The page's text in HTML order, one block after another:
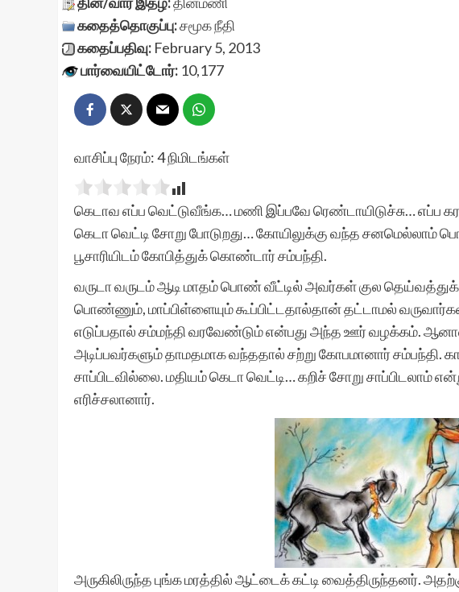
கதைத்தொகுப்பு:சமூக நீதி
கதைப்பதிவு: February 5, 2013
பார்வையிட்டோர்: 10,177
வாசிப்பு நேரம்:4நிமிடங்கள்
கெடாவ எப்ப வெட்டுவீங்க… மணி இப்பவே ரெண்டாயிடுச்சு… எப்ப
கெடா வெட்டி சோறு போடுறது… கோயிலுக்கு வந்த சனமெல்லாம்
பூசாரியிடம் கோபித்துக் கொண்டார் சம்பந்தி.
வருடா வருடம் ஆடி மாதம் பொண் வீட்டில் அவர்கள் குல
பொண்ணும், மாப்பிள்ளையும் கூப்பிட்டதால்தான் தட்டாமல்
எடுப்பதால் சம்மந்தி வரவேண்டும் என்பது அந்த ஊர் வழக்கம். ஆனால்
அடிப்பவர்களும் தாமதமாக வந்ததால் சற்று கோபமானார் சம்பந்தி.
சாப்பிடவில்லை. மதியம் கெடா வெட்டி… கறிச் சோறு சாப்பிடலாம்
எரிச்சலானார்.
அருகிலிருந்த புங்க மரத்தில் ஆட்டைக் கட்டி வைத்திருந்தனர்.